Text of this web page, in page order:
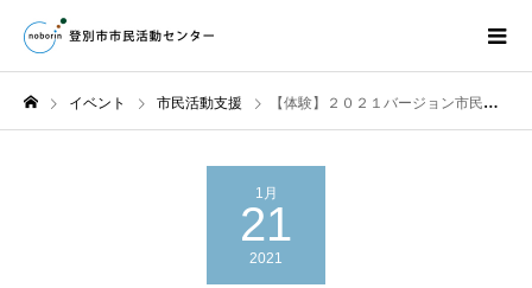
イベント 市民活動支援 【体験】２０２１バージョン市民活動フェスタ×Rinスぺ 江戸芸かっぽれ登別道場 体験会
1月
21
2021